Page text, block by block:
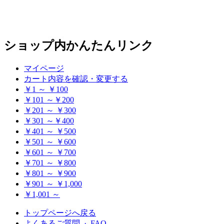
ショップ内かんたんリンク
マイページ
カート内容を確認・変更する
￥1 ～ ￥100
￥101 ～￥200
￥201 ～ ￥300
￥301 ～￥400
￥401 ～ ￥500
￥501 ～ ￥600
￥601 ～ ￥700
￥701 ～ ￥800
￥801 ～ ￥900
￥901 ～ ￥1,000
￥1,001 ～
トップページへ戻る